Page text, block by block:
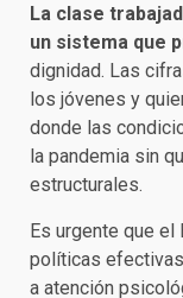
La clase
un sistema que
dignidad. Las
los jóvenes y
donde las
la pandemia sin
estructurales.
Es urgente que
políticas
a atención